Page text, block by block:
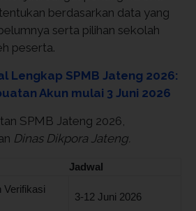
berdasarkan data yang
serta pilihan sekolah
peserta.
Lengkap SPMB Jateng 2026:
Akun mulai 3 Juni 2026
SPMB Jateng 2026,
Dinas Dikpora Jateng.
Jadwal
Verifikasi
3-12 Juni 2026